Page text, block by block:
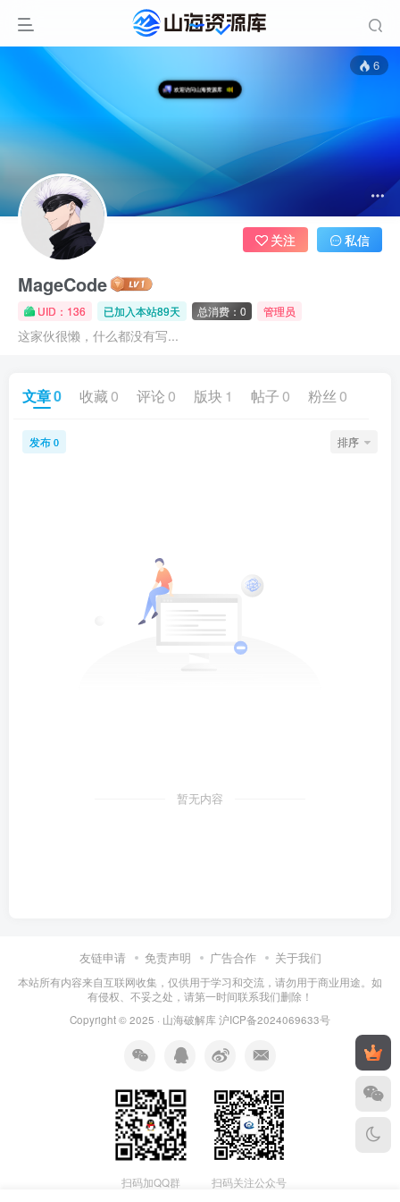
6
MageCode
UID：136 已加入本站89天 总消费：0 管理员
这家伙很懒，什么都没有写...
关注 私信
文章0 收藏 0 评论 0 版块 1 帖子 0 粉丝 0
发布 0 排序
暂无内容
友链申请 免责声明 广告合作 关于我们
本站所有内容来自互联网收集，仅供用于学习和交流，请勿用于商业用途。如
有侵权、不妥之处，请第一时间联系我们删除！
Copyright © 2025 · 山海破解库沪ICP备2024069633号
扫码加QQ群 扫码关注公众号